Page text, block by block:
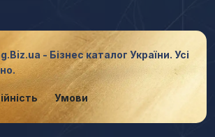
- Бізнес каталог України. Усі
Умови